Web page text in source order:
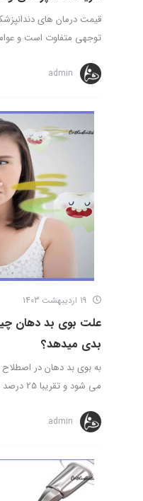
قیمت درمان های
توجهی متفاوت است و
admin
علت بوی بد دهان
بدی میدهد؟
به بوی بد دهان در
می شود و تقریبا 25 درصد افراد جامعه با ...
admin